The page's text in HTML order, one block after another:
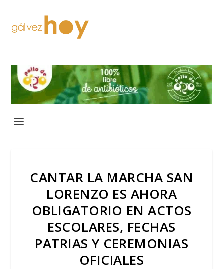
CANTAR LA MARCHA SAN
LORENZO ES AHORA
OBLIGATORIO EN ACTOS
ESCOLARES, FECHAS
PATRIAS Y CEREMONIAS
OFICIALES